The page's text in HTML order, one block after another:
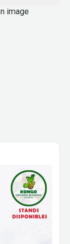
image